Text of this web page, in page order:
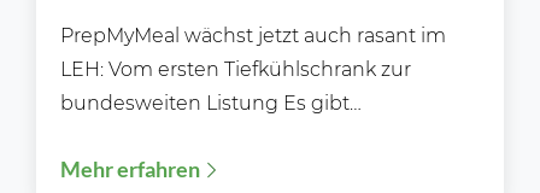
PrepMyMeal wächst jetzt auch rasant im
LEH: Vom ersten Tiefkühlschrank zur
bundesweiten Listung Es gibt
hinweg im...
Mehr erfahren